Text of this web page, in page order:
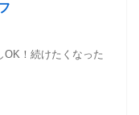
！続けたくなった